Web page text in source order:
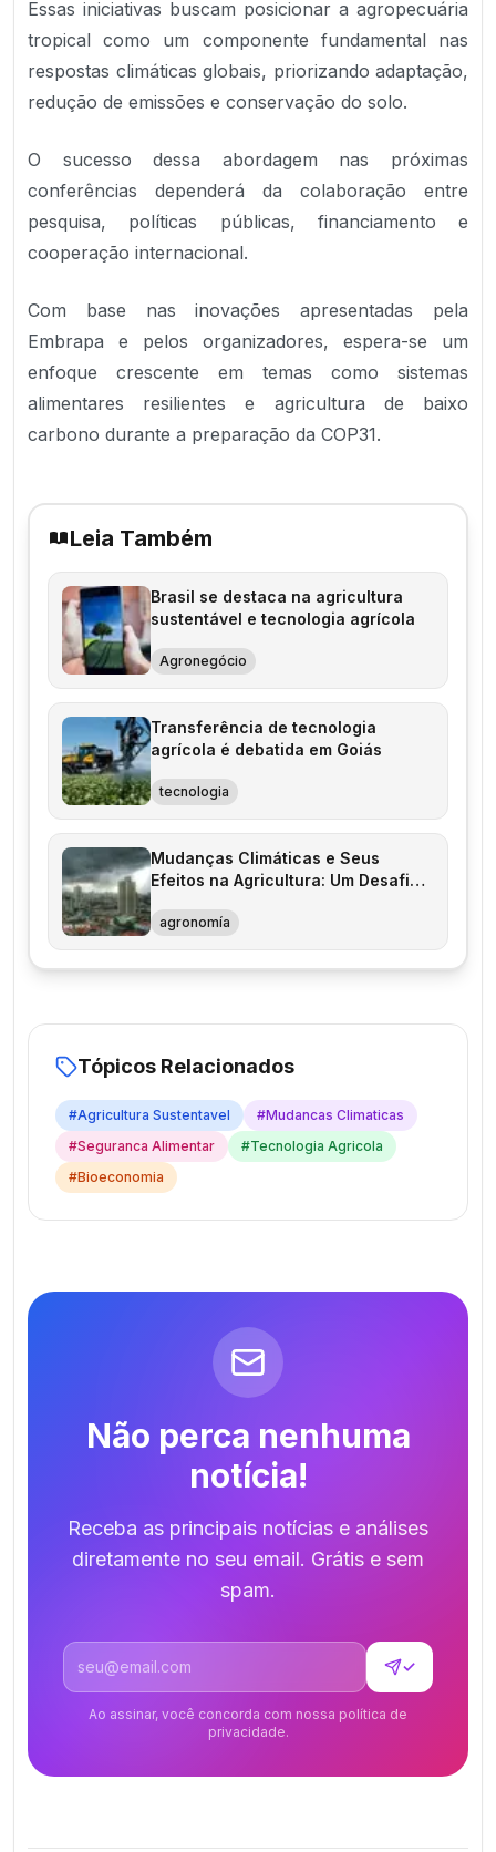
Essas iniciativas buscam posicionar a agropecuária
tropical como um componente fundamental nas
respostas climáticas globais, priorizando adaptação,
redução de emissões e conservação do solo.
O sucesso dessa abordagem nas próximas
conferências dependerá da colaboração entre
pesquisa, políticas públicas, financiamento e
cooperação internacional.
Com base nas inovações apresentadas pela
Embrapa e pelos organizadores, espera-se um
enfoque crescente em temas como sistemas
alimentares resilientes e agricultura de baixo
carbono durante a preparação da COP31.
Leia Também
Brasil se destaca na agricultura
sustentável e tecnologia agrícola
Agronegócio
Transferência de tecnologia
agrícola é debatida em Goiás
tecnologia
Mudanças Climáticas e Seus
Efeitos na Agricultura: Um Desafio
agronomía
Tópicos Relacionados
#Agricultura Sustentavel #Mudancas Climaticas
#Seguranca Alimentar #Tecnologia Agricola
#Bioeconomia
Não perca nenhuma
notícia!
Receba as principais notícias e análises
diretamente no seu email. Grátis e sem
spam.
Endereço de email
✓
Ao assinar, você concorda com nossa política de
privacidade.